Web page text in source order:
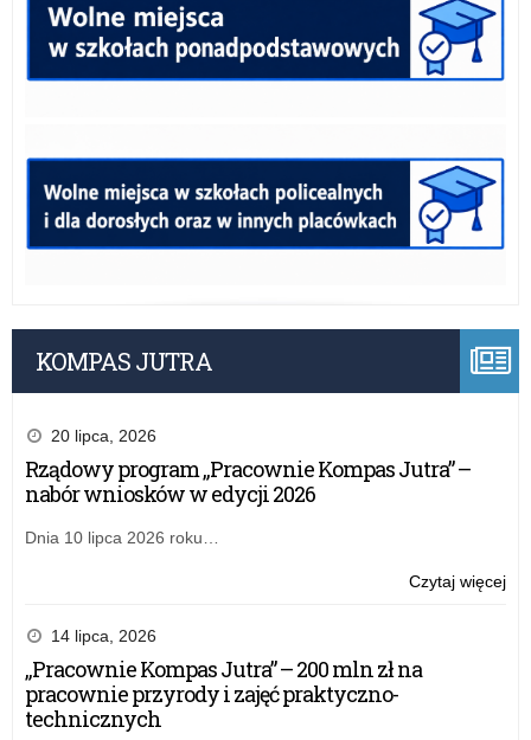
KOMPAS JUTRA
20 lipca, 2026
Rządowy program „Pracownie Kompas Jutra” –
nabór wniosków w edycji 2026
Dnia 10 lipca 2026 roku…
Czytaj więcejo:
14 lipca, 2026
„Pracownie Kompas Jutra” – 200 mln zł na
pracownie przyrody i zajęć praktyczno-
technicznych